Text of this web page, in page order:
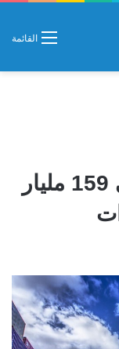
القائمة
ارتفاع العجز التجاري إلى 159 مليار